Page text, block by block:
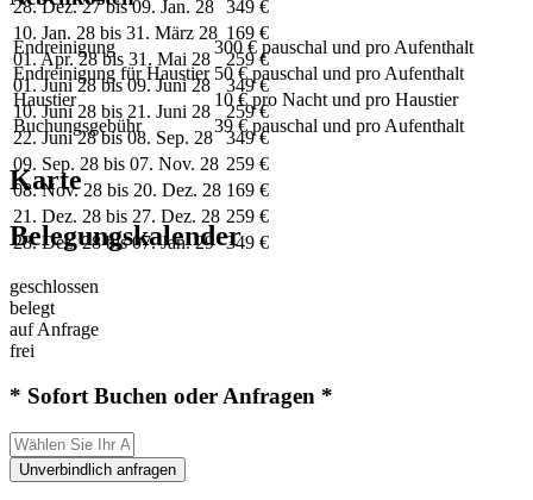
28. Dez. 27 bis 09. Jan. 28 349 €
10. Jan. 28 bis 31. März 28 169 €
01. Apr. 28 bis 31. Mai 28
259 €
01. Juni 28 bis 09. Juni 28
349 €
10. Juni 28 bis 21. Juni 28
259 €
22. Juni 28 bis 08. Sep. 28
349 €
09. Sep. 28 bis 07. Nov. 28 259 €
08. Nov. 28 bis 20. Dez. 28 169 €
21. Dez. 28 bis 27. Dez. 28 259 €
28. Dez. 28 bis 07. Jan. 29 349 €
Endreinigung
300 € pauschal und pro Aufenthalt
Endreinigung für Haustier 50 € pauschal und pro Aufenthalt
Haustier
10 € pro Nacht und pro Haustier
Buchungsgebühr
39 € pauschal und pro Aufenthalt
Karte
Belegungskalender
geschlossen
belegt
auf Anfrage
frei
* Sofort Buchen oder Anfragen *
Unverbindlich anfragen